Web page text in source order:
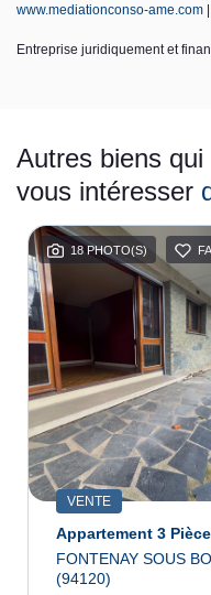
www.mediationconso-ame.com
Entreprise juridiquement et
Autres biens
vous intéresser
18 PHOTO(S)
VENTE
FONTENAY SOUS
(94120)